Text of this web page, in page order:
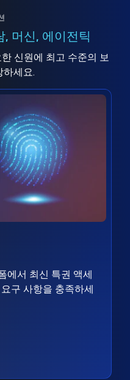
, 머신, 에이전틱
신원에 최고 수준의 보
세요.
에서 최신 특권 액세
구 사항을 충족하세